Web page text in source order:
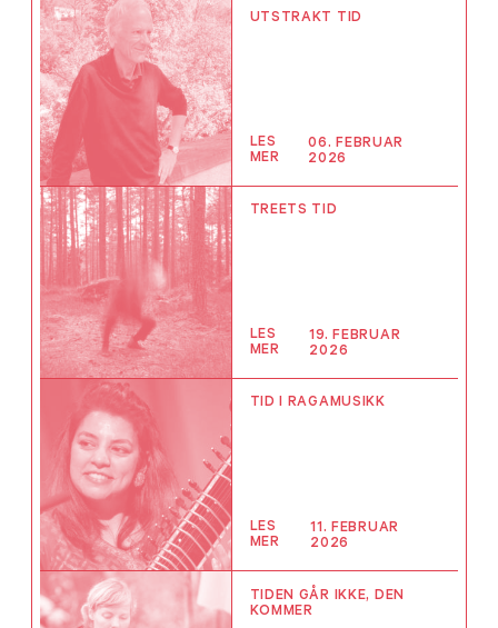
UTSTRAKT TID
LES
MER
06. FEBRUAR
2026
TREETS TID
LES
MER
19. FEBRUAR
2026
TID I RAGAMUSIKK
LES
MER
11. FEBRUAR
2026
TIDEN GÅR IKKE, DEN
KOMMER